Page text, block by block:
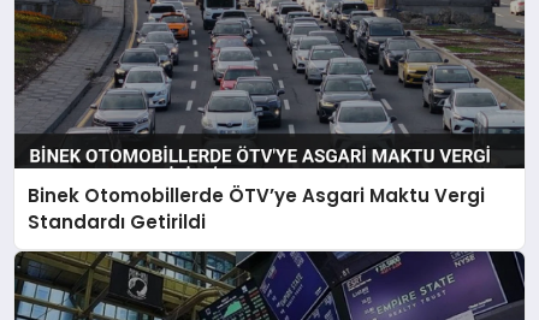
Binek Otomobillerde ÖTV’ye Asgari Maktu Vergi
Standardı Getirildi